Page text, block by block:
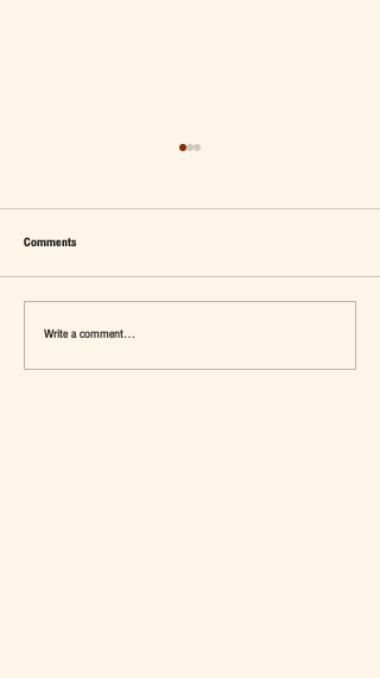
เมื่อ Self-concept ถูกเติมเต็ม Fashion อาจ
จะไม่ใช่คำตอบ
Comments
Write a comment...